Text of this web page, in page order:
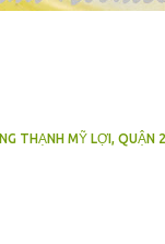
THẠNH MỸ LỢI, QUẬN